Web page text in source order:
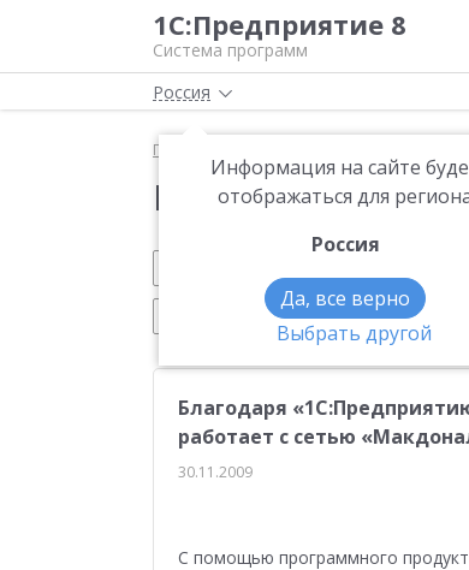
1С:Предприятие 8
Система программ
Россия
Информация на сайте
отображаться для
Россия
Да, все верно
Выбрать другой
Главная
Новости
Электронный документооборот
Вебинар 1С Управление
Платформа 1С:Предприятие 8
Управление персоналом
Благодаря
работает с сетью
30.11.2009
С помощью программного